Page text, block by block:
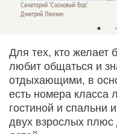
Санаторий "Сосновый бор".
Дмитрий Лямзин
Для тех, кто желает
любит общаться и
отдыхающими, в
есть номера класса
гостиной и спальни
двух взрослых